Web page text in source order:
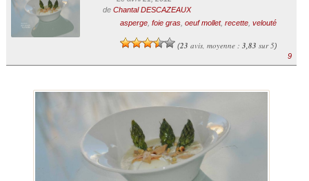
de Chantal DESCAZEAUX
asperge, foie gras, oeuf mollet, recette, velouté
(23 avis, moyenne : 3,83 sur 5)
9